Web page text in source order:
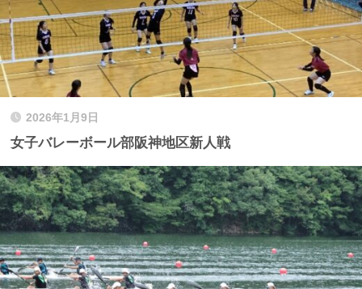
2026年1月9日
女子バレーボール部阪神地区新人戦